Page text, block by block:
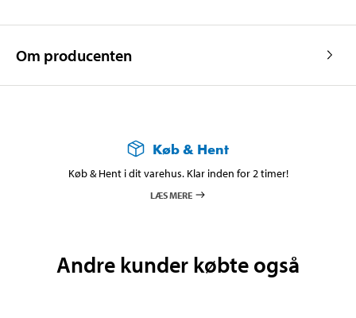
Om producenten
Køb & Hent
Køb & Hent i dit varehus. Klar inden for 2 timer!
LÆS MERE
Andre kunder købte også